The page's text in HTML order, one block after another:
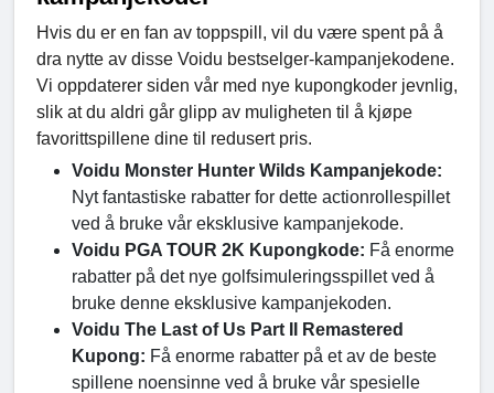
Hvis du er en fan av toppspill, vil du være spent på å
dra nytte av disse Voidu bestselger-kampanjekodene.
Vi oppdaterer siden vår med nye kupongkoder jevnlig,
slik at du aldri går glipp av muligheten til å kjøpe
favorittspillene dine til redusert pris.
Voidu Monster Hunter Wilds Kampanjekode:
Nyt fantastiske rabatter for dette actionrollespillet
ved å bruke vår eksklusive kampanjekode.
Voidu PGA TOUR 2K Kupongkode: Få enorme
rabatter på det nye golfsimuleringsspillet ved å
bruke denne eksklusive kampanjekoden.
Voidu The Last of Us Part II Remastered
Kupong: Få enorme rabatter på et av de beste
spillene noensinne ved å bruke vår spesielle